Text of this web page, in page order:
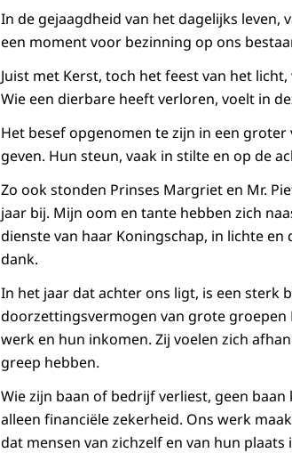
In de gejaagdheid van het dagelijks
een moment voor bezinning op ons
Juist met Kerst, toch het feest van het
Wie een dierbare heeft verloren, voelt in
Het besef opgenomen te zijn in een
geven. Hun steun, vaak in stilte en op de
Zo ook stonden Prinses Margriet en Mr.
jaar bij. Mijn oom en tante hebben zich
dienste van haar Koningschap, in lichte
dank.
In het jaar dat achter ons ligt, is een sterk
doorzettingsvermogen van grote groepen
werk en hun inkomen. Zij voelen zich
greep hebben.
Wie zijn baan of bedrijf verliest, geen
alleen financiële zekerheid. Ons werk
dat mensen van zichzelf en van hun